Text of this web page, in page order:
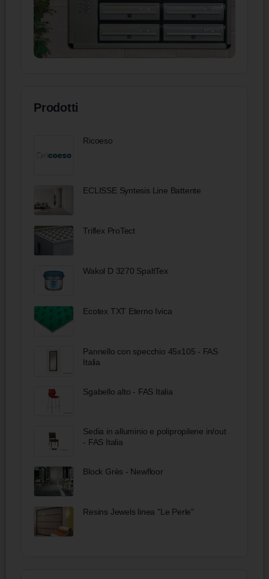
Prodotti
Ricoeso
ECLISSE Syntesis Line Battente
Triflex ProTect
Wakol D 3270 SpaltTex
Ecotex TXT Eterno Ivica
Pannello con specchio 45x105 - FAS
Italia
Sgabello alto - FAS Italia
Sedia in alluminio e polipropilene in/out
- FAS Italia
Block Grès - Newfloor
Resins Jewels linea "Le Perle"